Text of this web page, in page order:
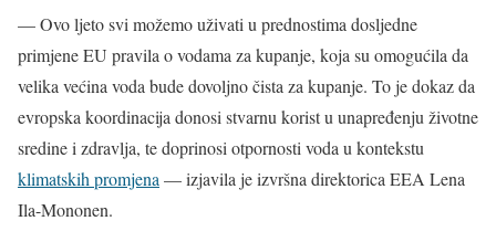
— Ovo ljeto svi možemo uživati u prednostima dosljedne
primjene EU pravila o vodama za kupanje, koja su omogućila da
velika većina voda bude dovoljno čista za kupanje. To je dokaz da
evropska koordinacija donosi stvarnu korist u unapređenju životne
sredine i zdravlja, te doprinosi otpornosti voda u kontekstu
klimatskih promjena — izjavila je izvršna direktorica EEA Lena
Ila-Mononen.